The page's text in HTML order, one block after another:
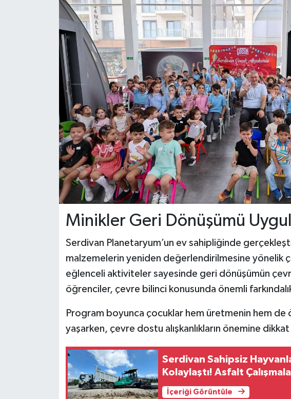
Minikler Geri Dönüşümü
Serdivan Planetaryum’un ev sahipliğinde
malzemelerin yeniden değerlendirilmesine yönelik
eğlenceli aktiviteler sayesinde geri dönüşümün
öğrenciler, çevre bilinci konusunda önemli
Program boyunca çocuklar hem üretmenin hem de
yaşarken, çevre dostu alışkanlıkların önemine
Serdivan Sahipsiz
Kolaylaştı! Asfalt
İçeriği Görüntüle